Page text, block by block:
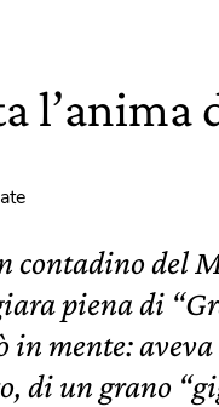
l’anima
contadino del
piena di
mente: aveva
di un grano